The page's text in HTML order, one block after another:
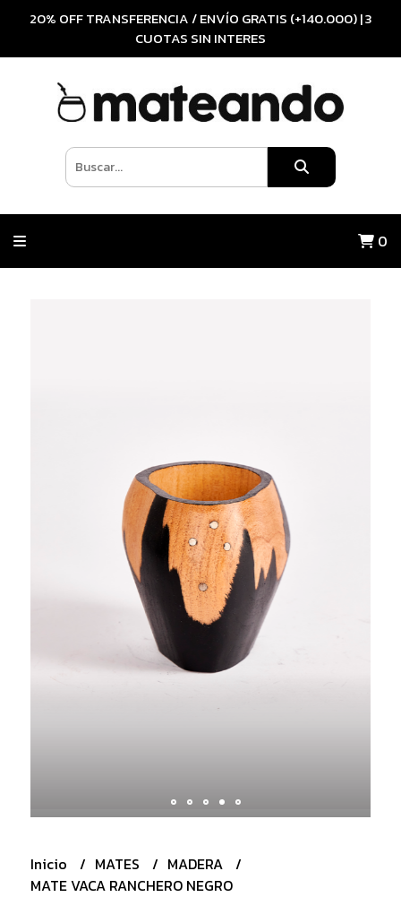
20% OFF TRANSFERENCIA / ENVÍO GRATIS (+140.000) | 3
CUOTAS SIN INTERES
0
Inicio MATES
MADERA
MATE VACA RANCHERO NEGRO